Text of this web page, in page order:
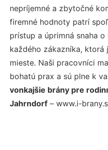
nepríjemné a zbytočné
firemné hodnoty patrí
prístup a úprimná snaha
každého zákazníka, ktorá
mieste. Naši pracovníci
bohatú prax a sú plne k
vonkajšie brány pre
Jahrndorf – www.i-